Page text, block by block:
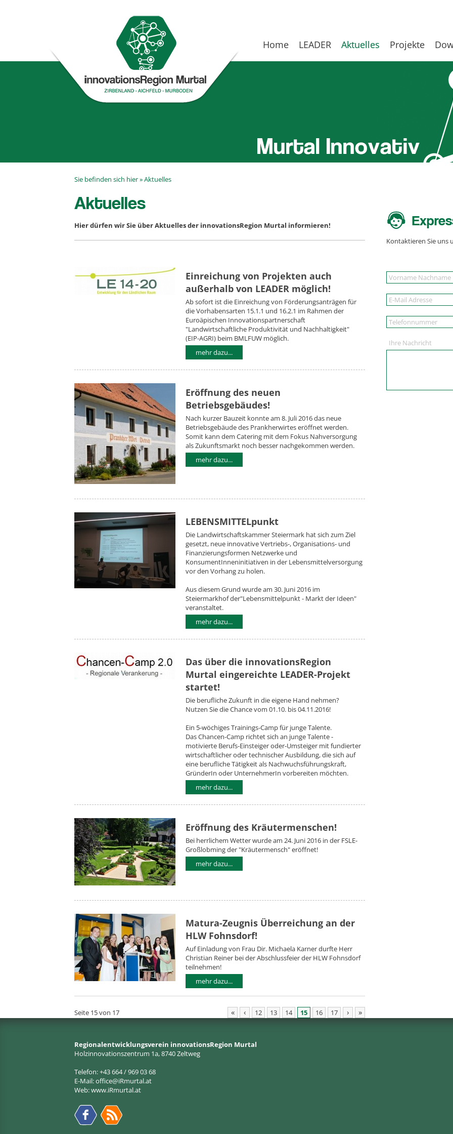
Home LEADER Aktuelles Projekte
Sie befinden sich hier »Aktuelles
Aktuelles
Hier dürfen wir Sie über Aktuelles der innovationsRegion Murtal informieren!
Einreichung von Projekten auch
außerhalb von LEADER möglich!
Ab sofort ist die Einreichung von Förderungsanträgen für
die Vorhabensarten 15.1.1 und 16.2.1 im Rahmen der
Euroäpischen Innovationspartnerschaft
"Landwirtschaftliche Produktivität und Nachhaltigkeit"
(EIP-AGRI) beim BMLFUW möglich.
mehr dazu...
Eröffnung des neuen
Betriebsgebäudes!
Nach kurzer Bauzeit konnte am 8. Juli 2016 das neue
Betriebsgebäude des Prankherwirtes eröffnet werden.
Somit kann dem Catering mit dem Fokus Nahversorgung
als Zukunftsmarkt noch besser nachgekommen werden.
mehr dazu...
LEBENSMITTELpunkt
Die Landwirtschaftskammer Steiermark hat sich zum Ziel
gesetzt, neue innovative Vertriebs-, Organisations- und
Finanzierungsformen Netzwerke und
KonsumentInneninitiativen in der Lebensmittelversorgung
vor den Vorhang zu holen.
Aus diesem Grund wurde am 30. Juni 2016 im
Steiermarkhof der"Lebensmittelpunkt - Markt der Ideen"
veranstaltet.
mehr dazu...
Das über die innovationsRegion
Murtal eingereichte LEADER-Projekt
startet!
Die berufliche Zukunft in die eigene Hand nehmen?
Nutzen Sie die Chance vom 01.10. bis 04.11.2016!
Ein 5-wöchiges Trainings-Camp für junge Talente.
Das Chancen-Camp richtet sich an junge Talente -
motivierte Berufs-Einsteiger oder-Umsteiger mit fundierter
wirtschaftlicher oder technischer Ausbildung, die sich auf
eine berufliche Tätigkeit als Nachwuchsführungskraft,
GründerIn oder UnternehmerIn vorbereiten möchten.
mehr dazu...
Eröffnung des Kräutermenschen!
Bei herrlichem Wetter wurde am 24. Juni 2016 in der FSLE-
Großlobming der "Kräutermensch" eröffnet!
mehr dazu...
Matura-Zeugnis Überreichung an der
HLW Fohnsdorf!
Auf Einladung von Frau Dir. Michaela Karner durfte Herr
Christian Reiner bei der Abschlussfeier der HLW Fohnsdorf
teilnehmen!
mehr dazu...
Seite 15 von 17 « ‹ 12 13 14 15 16 17 › »
Kontaktieren Sie uns
Ihre Nachricht
Regionalentwicklungsverein innovationsRegion Murtal
Holzinnovationszentrum 1a, 8740 Zeltweg
Telefon: +43 664 / 969 03 68
E-Mail:office@iRmurtal.at
Web:www.iRmurtal.at